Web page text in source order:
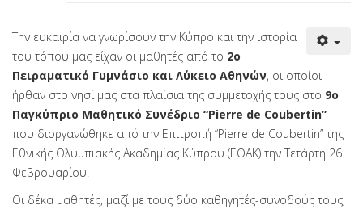
Την ευκαιρία να γνωρίσουν την Κύπρο και την ιστορία
του τόπου μας είχαν οι μαθητές από το 2ο
Πειραματικό Γυμνάσιο και Λύκειο Αθηνών, οι οποίοι
ήρθαν στο νησί μας στα πλαίσια της συμμετοχής τους στο 9ο
Παγκύπριο Μαθητικό Συνέδριο “Pierre de Coubertin”
που διοργανώθηκε από την Επιτροπή “Pierre de Coubertin” της
Εθνικής Ολυμπιακής Ακαδημίας Κύπρου (ΕΟΑΚ) την Τετάρτη 26
Φεβρουαρίου.
Οι δέκα μαθητές, μαζί με τους δύο καθηγητές-συνοδούς τους,